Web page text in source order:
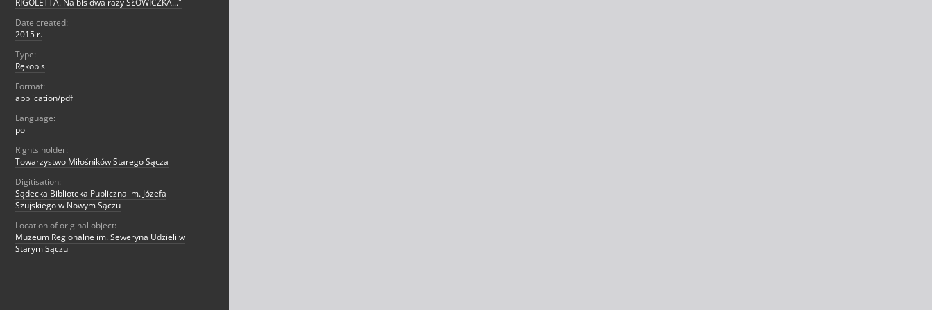
RIGOLETTA. Na bis dwa razy SŁOWICZKA..."
Date created:
2015 r.
Type:
Rękopis
Format:
application/pdf
Language:
pol
Rights holder:
Towarzystwo Miłośników Starego Sącza
Digitisation:
Sądecka Biblioteka Publiczna im. Józefa
Szujskiego w Nowym Sączu
Location of original object:
Muzeum Regionalne im. Seweryna Udzieli w
Starym Sączu